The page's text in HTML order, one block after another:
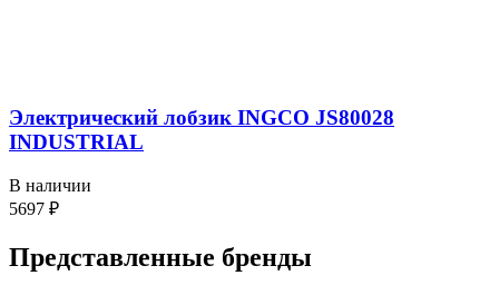
Электрический лобзик INGCO JS80028
INDUSTRIAL
В наличии
5697 ₽
Представленные бренды